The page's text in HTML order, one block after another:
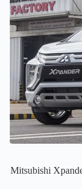
Mitsubishi